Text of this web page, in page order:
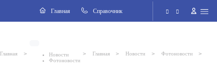
Главная Cправочник
Версия для слабовидящих
Главная >
Новости
Фотоновости
> Главная > Новости > Фотоновости >